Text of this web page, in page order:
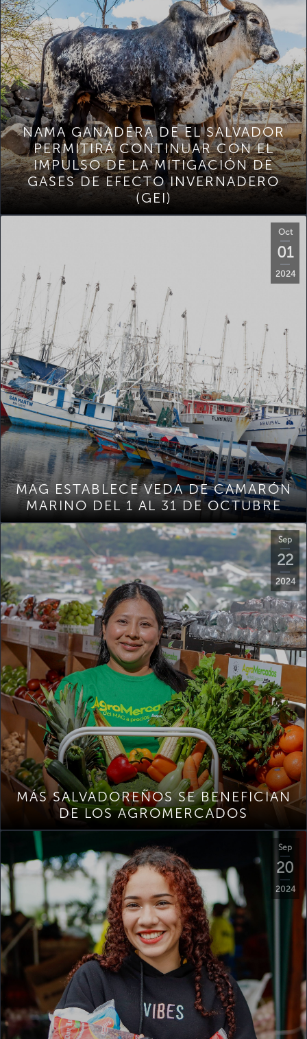
NAMA GANADERA DE EL SALVADOR
PERMITIRÁ CONTINUAR CON EL
IMPULSO DE LA MITIGACIÓN DE
GASES DE EFECTO INVERNADERO
(GEI)
Oct
01
2024
MAG ESTABLECE VEDA DE CAMARÓN
MARINO DEL 1 AL 31 DE OCTUBRE
Sep
22
2024
MÁS SALVADOREÑOS SE BENEFICIAN
DE LOS AGROMERCADOS
Sep
20
2024